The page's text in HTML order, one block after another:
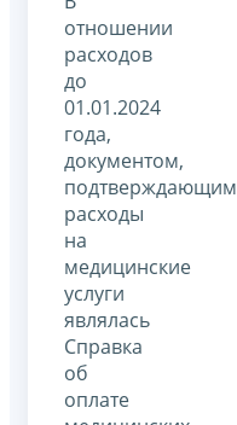
отношении
расходов
до
01.01.2024
года,
документом,
подтверждающим
расходы
на
медицинские
услуги
являлась
Справка
об
оплате